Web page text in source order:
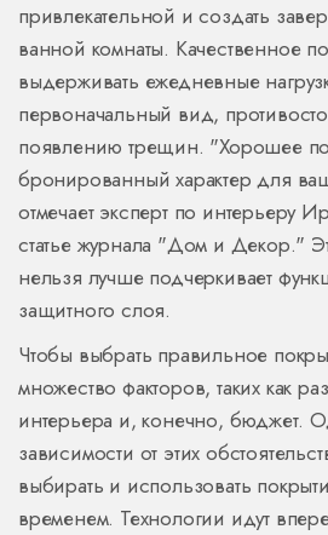
привлекательной и создать
ванной комнаты. Качественное
выдерживать ежедневные
первоначальный вид,
появлению трещин. "Хорошее
бронированный характер для
отмечает эксперт по интерьеру
статье журнала "Дом и Декор."
нельзя лучше подчеркивает
защитного слоя.
Чтобы выбрать правильное
множество факторов, таких как
интерьера и, конечно, бюджет.
зависимости от этих
выбирать и использовать
временем. Технологии идут